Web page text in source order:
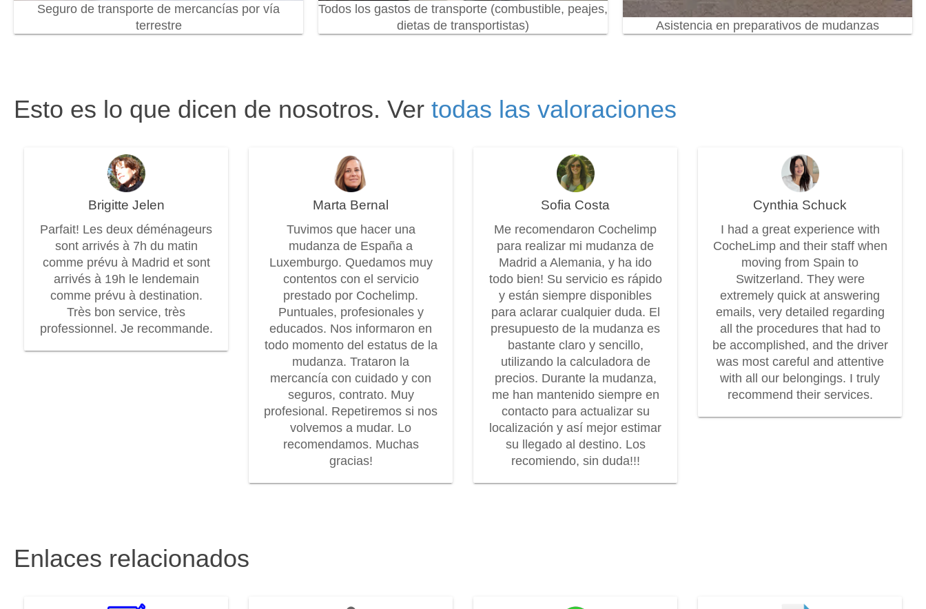
Seguro de transporte de mercancías por vía
terrestre
Todos los gastos de transporte (combustible, peajes,
dietas de transportistas)
Asistencia en preparativos de mudanzas
Esto es lo que dicen de nosotros. Ver todas las valoraciones
Brigitte Jelen
Parfait! Les deux déménageurs
sont arrivés à 7h du matin
comme prévu à Madrid et sont
arrivés à 19h le lendemain
comme prévu à destination.
Très bon service, très
professionnel. Je recommande.
Marta Bernal
Tuvimos que hacer una
mudanza de España a
Luxemburgo. Quedamos muy
contentos con el servicio
prestado por Cochelimp.
Puntuales, profesionales y
educados. Nos informaron en
todo momento del estatus de la
mudanza. Trataron la
mercancía con cuidado y con
seguros, contrato. Muy
profesional. Repetiremos si nos
volvemos a mudar. Lo
recomendamos. Muchas
gracias!
Sofia Costa
Me recomendaron Cochelimp
para realizar mi mudanza de
Madrid a Alemania, y ha ido
todo bien! Su servicio es rápido
y están siempre disponibles
para aclarar cualquier duda. El
presupuesto de la mudanza es
bastante claro y sencillo,
utilizando la calculadora de
precios. Durante la mudanza,
me han mantenido siempre en
contacto para actualizar su
localización y así mejor estimar
su llegado al destino. Los
recomiendo, sin duda!!!
Cynthia Schuck
I had a great experience with
CocheLimp and their staff when
moving from Spain to
Switzerland. They were
extremely quick at answering
emails, very detailed regarding
all the procedures that had to
be accomplished, and the driver
was most careful and attentive
with all our belongings. I truly
recommend their services.
Enlaces relacionados